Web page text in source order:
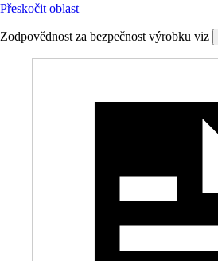
Přeskočit oblast
Zodpovědnost za bezpečnost výrobku viz